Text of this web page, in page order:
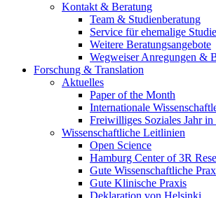
Kontakt & Beratung
Team & Studienberatung
Service für ehemalige
Weitere Beratungsangebote
Wegweiser Anregungen &
Forschung & Translation
Aktuelles
Paper of the Month
Internationale
Freiwilliges Soziales Jahr in
Wissenschaftliche Leitlinien
Open Science
Hamburg Center of 3R
Gute Wissenschaftliche
Gute Klinische Praxis
Deklaration von Helsinki